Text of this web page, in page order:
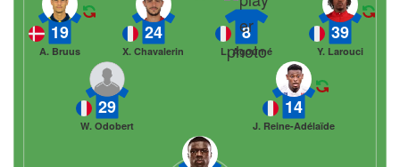
39
Y. Larouci
8
L. Agoumé
24
X. Chavalerin
19
A. Bruus
14
J. Reine-Adélaïde
29
W. Odobert